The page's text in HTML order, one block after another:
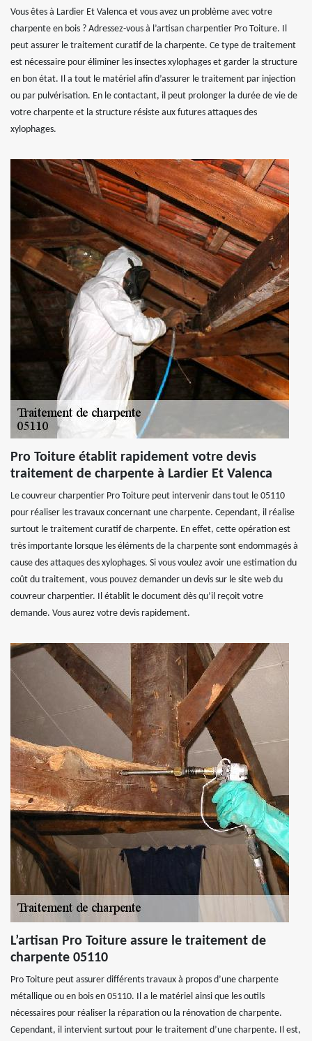
Vous êtes à Lardier Et Valenca et vous avez un problème avec votre
charpente en bois ? Adressez-vous à l’artisan charpentier Pro Toiture. Il
peut assurer le traitement curatif de la charpente. Ce type de traitement
est nécessaire pour éliminer les insectes xylophages et garder la structure
en bon état. Il a tout le matériel afin d’assurer le traitement par injection
ou par pulvérisation. En le contactant, il peut prolonger la durée de vie de
votre charpente et la structure résiste aux futures attaques des
xylophages.
Pro Toiture établit rapidement votre devis
traitement de charpente à Lardier Et Valenca
Le couvreur charpentier Pro Toiture peut intervenir dans tout le 05110
pour réaliser les travaux concernant une charpente. Cependant, il réalise
surtout le traitement curatif de charpente. En effet, cette opération est
très importante lorsque les éléments de la charpente sont endommagés à
cause des attaques des xylophages. Si vous voulez avoir une estimation du
coût du traitement, vous pouvez demander un devis sur le site web du
couvreur charpentier. Il établit le document dès qu’il reçoit votre
demande. Vous aurez votre devis rapidement.
L’artisan Pro Toiture assure le traitement de
charpente 05110
Pro Toiture peut assurer différents travaux à propos d’une charpente
métallique ou en bois en 05110. Il a le matériel ainsi que les outils
nécessaires pour réaliser la réparation ou la rénovation de charpente.
Cependant, il intervient surtout pour le traitement d’une charpente. Il est,